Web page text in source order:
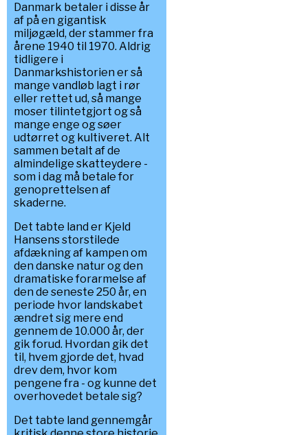
Danmark betaler i disse år
af på en gigantisk
miljøgæld, der stammer fra
årene 1940 til 1970. Aldrig
tidligere i
Danmarkshistorien er så
mange vandløb lagt i rør
eller rettet ud, så mange
moser tilintetgjort og så
mange enge og søer
udtørret og kultiveret. Alt
sammen betalt af de
almindelige skatteydere -
som i dag må betale for
genoprettelsen af
skaderne.
Det tabte land er Kjeld
Hansens storstilede
afdækning af kampen om
den danske natur og den
dramatiske forarmelse af
den de seneste 250 år, en
periode hvor landskabet
ændret sig mere end
gennem de 10.000 år, der
gik forud. Hvordan gik det
til, hvem gjorde det, hvad
drev dem, hvor kom
pengene fra - og kunne det
overhovedet betale sig?
Det tabte land gennemgår